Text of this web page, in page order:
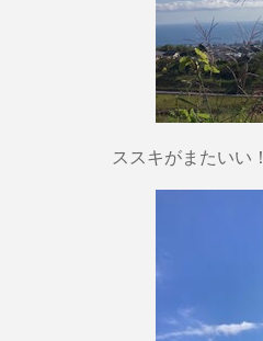
ススキがまたいい！